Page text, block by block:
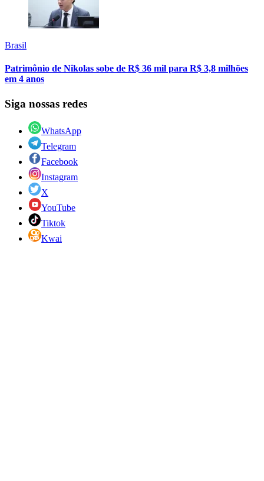
Brasil
Patrimônio de Nikolas sobe de R$ 36 mil para R$ 3,8 milhões
em 4 anos
Siga nossas redes
WhatsApp
Telegram
Facebook
Instagram
X
YouTube
Tiktok
Kwai